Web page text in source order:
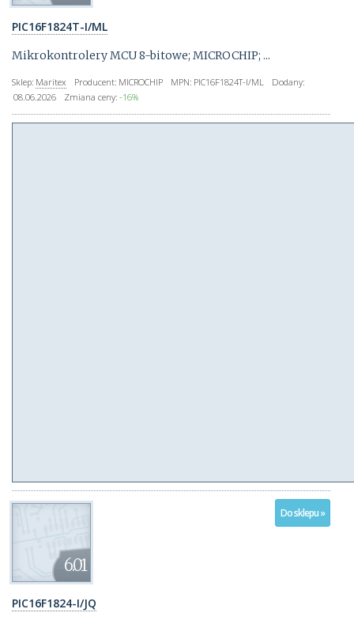
PIC16F1824T-I/ML
Mikrokontrolery MCU 8-bitowe; MICROCHIP; ...
Sklep: Maritex Producent: MICROCHIP MPN: PIC16F1824T-I/ML
Dodany:
08.06.2026
Zmiana ceny: -16%
6.01
Do sklepu »
PIC16F1824-I/JQ